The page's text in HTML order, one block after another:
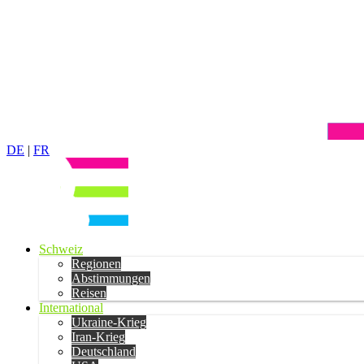
DE | FR
Schweiz
Regionen
Abstimmungen
Reisen
International
Ukraine-Krieg
Iran-Krieg
Deutschland